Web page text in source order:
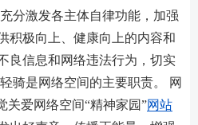
分激发各主体自律功能，加强
积极向上、健康向上的内容和
良信息和网络违法行为，切实
骑是网络空间的主要职责。 网
关爱网络空间“精神家园”网站